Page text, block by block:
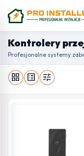
Kontrolery
Profesjonalne systemy
grid_view list_alt tune